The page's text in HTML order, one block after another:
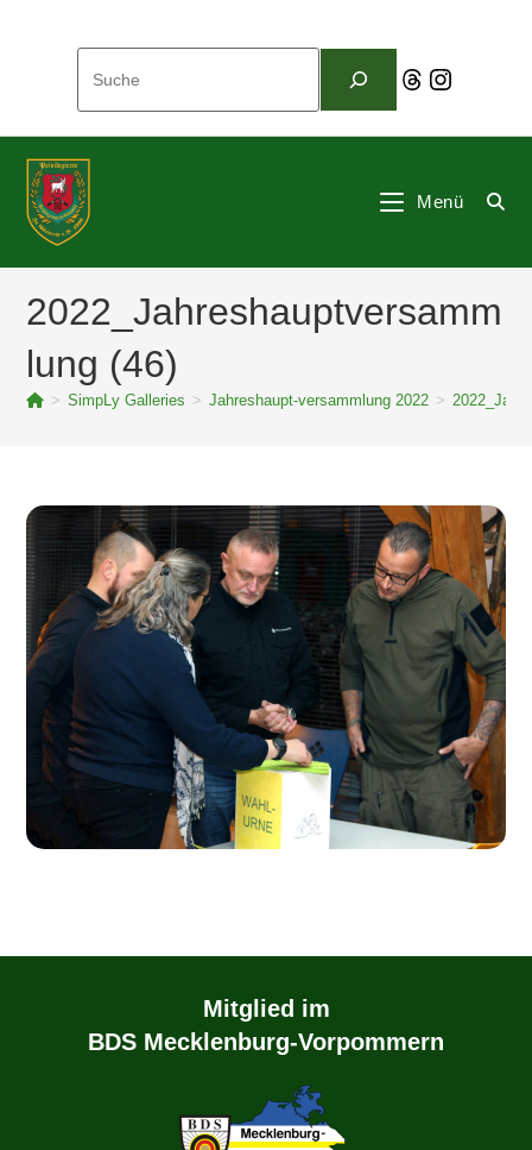
ThreadsInstagram
Menü
2022_Jahreshauptversamm
lung (46)
> SimpLy Galleries > Jahreshaupt-versammlung 2022 >
Mitglied im
BDS Mecklenburg-Vorpommern